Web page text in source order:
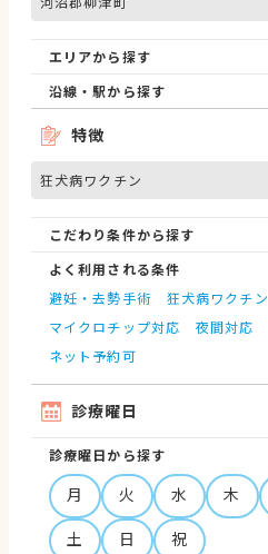
エリアから探す
沿線・駅から探す
特徴
狂犬病ワクチン
こだわり条件から探す
よく利用される条件
避妊・去勢手術
狂犬病ワクチン
マイクロチップ対応
夜間対応
ネット予約可
診療曜日
診療曜日から探す
月 火 水 木
土
日 祝